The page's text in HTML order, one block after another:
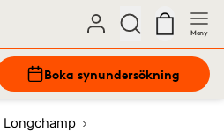
Meny
Boka synundersökning
Longchamp